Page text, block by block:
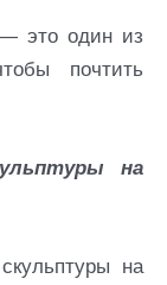
это один из
почтить
на
на